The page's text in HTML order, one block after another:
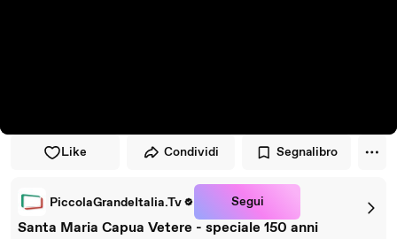
Like Condividi Segnalibro
PiccolaGrandeItalia.Tv Segui
Santa Maria Capua Vetere - speciale 150 anni